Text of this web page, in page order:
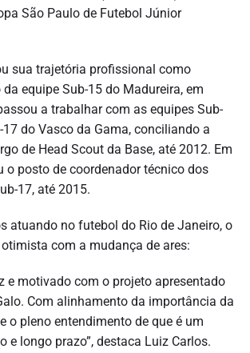
São Paulo de Futebol Júnior
sua trajetória profissional como
equipe Sub-15 do Madureira, em
a trabalhar com as equipes Sub-
17 do Vasco da Gama, conciliando a
de Head Scout da Base, até 2012. Em
o posto de coordenador técnico dos
17, até 2015.
atuando no futebol do Rio de Janeiro, o
com a mudança de ares:
e motivado com o projeto apresentado
Com alinhamento da importância da
o pleno entendimento de que é um
e longo prazo”, destaca Luiz Carlos.